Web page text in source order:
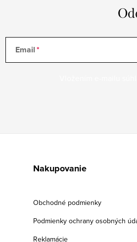
Email
Nakupovanie
Obchodné podmienky
Podmienky ochrany osobných
Reklamácie